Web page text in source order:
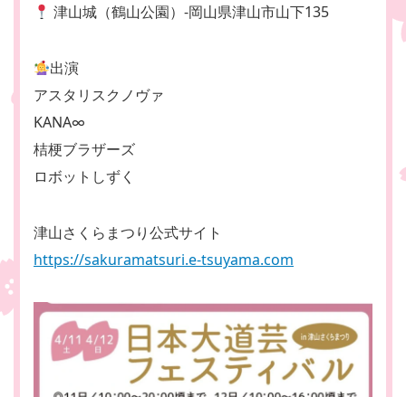
津山城（鶴山公園）-岡山県津山市山下135
出演
アスタリスクノヴァ
KANA∞
桔梗ブラザーズ
ロボットしずく
津山さくらまつり公式サイト
https://sakuramatsuri.e-tsuyama.com